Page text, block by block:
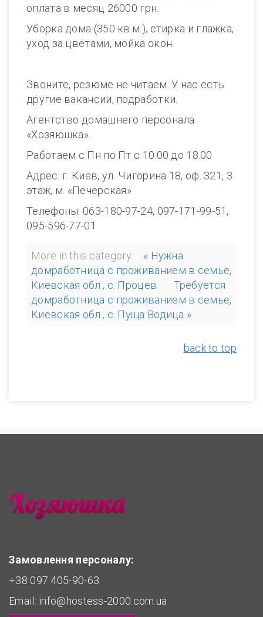
оплата в месяц 26000 грн.
Уборка дома (350 кв.м.), стирка и глажка,
уход за цветами, мойка окон.
Звоните, резюме не читаем. У нас есть
другие вакансии, подработки.
Агентство домашнего персонала
«Хозяюшка».
Работаем с Пн по Пт с 10.00 до 18.00
Адрес: г. Киев, ул. Чигорина 18, оф. 321, 3
этаж, м. «Печерская»
Телефоны: 063-180-97-24, 097-171-99-51,
095-596-77-01
More in this category:
« Нужна
домработница с проживанием в семье,
Киевская обл., с. Процев
Требуется
домработница с проживанием в семье,
Киевская обл., с. Пуща Водица »
back to top
Замовлення персоналу:
+38 097 405-90-63
Email: info@hostess-2000.com.ua